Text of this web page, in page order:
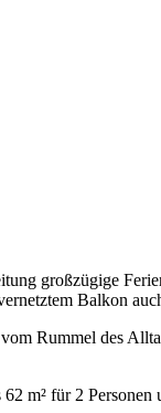
großzügige
Balkon
Rummel des
m² für 2